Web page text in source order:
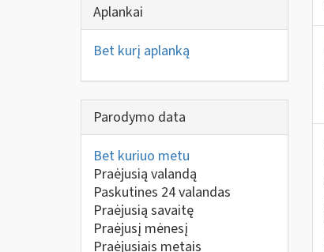
Aplankai
Bet kurį aplanką
Parodymo data
Bet kuriuo metu
Praėjusią valandą
Paskutines 24 valandas
Praėjusią savaitę
Praėjusį mėnesį
Praėjusiais metais